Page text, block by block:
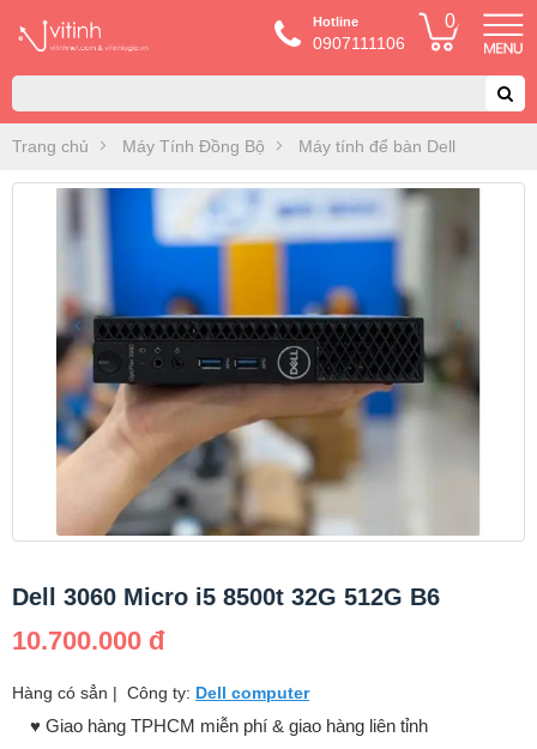
Hotline
0907111106
0
Trang chủ Máy Tính Đồng Bộ Máy tính để bàn Dell
Dell 3060 Micro i5 8500t 32G 512G B6
10.700.000 đ
Hàng có sẳn | Công ty: Dell computer
♥️ Giao hàng TPHCM miễn phí & giao hàng liên tỉnh